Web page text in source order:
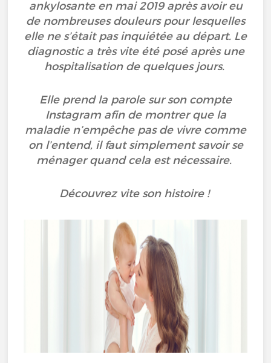
ankylosante en mai 2019 après avoir eu
de nombreuses douleurs pour lesquelles
elle ne s’était pas inquiétée au départ. Le
diagnostic a très vite été posé après une
hospitalisation de quelques jours.
Elle prend la parole sur son compte
Instagram afin de montrer que la
maladie n’empêche pas de vivre comme
on l’entend, il faut simplement savoir se
ménager quand cela est nécessaire.
Découvrez vite son histoire !